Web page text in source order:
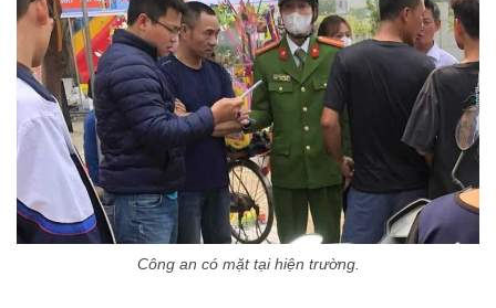
Công an có mặt tại hiện trường.